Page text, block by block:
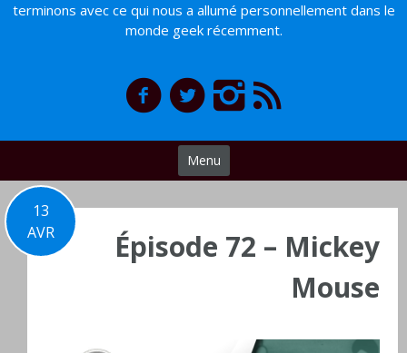
terminons avec ce qui nous a allumé personnellement dans le
monde geek récemment.
Menu
13
AVR
Épisode 72 – Mickey
Mouse